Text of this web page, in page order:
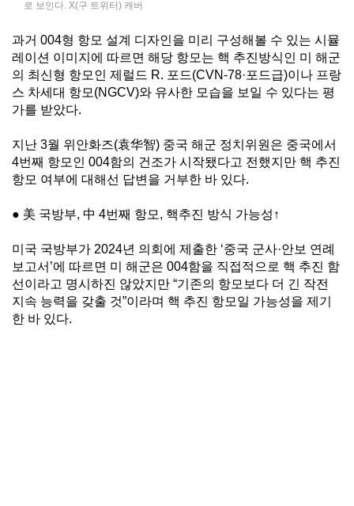
로 보인다. X(구 트위터) 캐버
과거 004형 항모 설계 디자인을 미리 구성해볼 수 있는 시뮬
레이션 이미지에 따르면 해당 항모는 핵 추진방식인 미 해군
의 최신형 항모인 제럴드 R. 포드(CVN-78·포드급)이나 프랑
스 차세대 항모(NGCV)와 유사한 모습을 보일 수 있다는 평
가를 받았다.
지난 3월 위안화즈(袁华智) 중국 해군 정치위원은 중국에서
4번째 항모인 004함의 건조가 시작됐다고 전했지만 핵 추진
항모 여부에 대해선 답변을 거부한 바 있다.
● 美 국방부, 中 4번째 항모, 핵추진 방식 가능성↑
미국 국방부가 2024년 의회에 제출한 ‘중국 군사·안보 연례
보고서’에 따르면 미 해군은 004함을 직접적으로 핵 추진 함
선이라고 명시하진 않았지만 “기존의 항모보다 더 긴 작전
지속 능력을 갖출 것”이라며 핵 추진 항모일 가능성을 제기
한 바 있다.